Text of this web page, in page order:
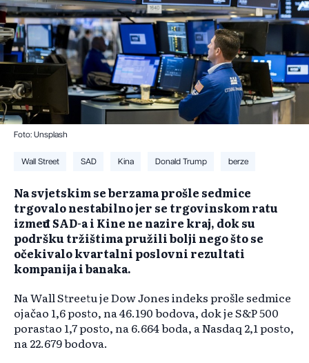
Foto: Unsplash
Wall Street SAD Kina Donald Trump berze
Na svjetskim se berzama prošle sedmice
trgovalo nestabilno jer se trgovinskom ratu
između SAD-a i Kine ne nazire kraj, dok su
podršku tržištima pružili bolji nego što se
očekivalo kvartalni poslovni rezultati
kompanija i banaka.
Na Wall Streetu je Dow Jones indeks prošle sedmice
ojačao 1,6 posto, na 46.190 bodova, dok je S&P 500
porastao 1,7 posto, na 6.664 boda, a Nasdaq 2,1 posto,
na 22.679 bodova.